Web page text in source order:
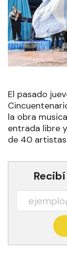
El pasado
la obra
entrada libre
de 40 artistas